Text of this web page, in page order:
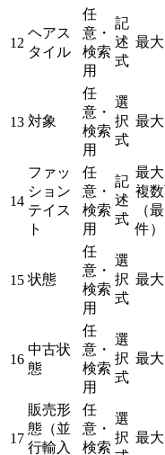
12
ヘアス
タイル
任
意・
検索
用
記
述
式
最
13 対象
任
意・
検索
用
選
択
式
最
14
ファッ
ション
テイス
ト
任
意・
検索
用
記
述
式
最
複
（
件）
15 状態
任
意・
検索
用
選
択
式
最
16
中古状
態
任
意・
検索
用
選
択
式
最
17
販売形
態（並
行輸入
任
意・
検索
選
択 最